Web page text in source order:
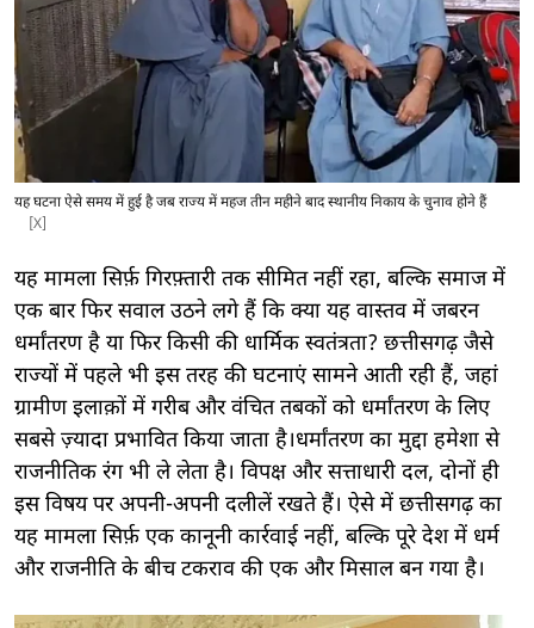
यह घटना ऐसे समय में हुई है जब राज्य में महज तीन महीने बाद स्थानीय निकाय के चुनाव होने हैं
[X]
यह मामला सिर्फ़ गिरफ़्तारी तक सीमित नहीं रहा, बल्कि समाज में
एक बार फिर सवाल उठने लगे हैं कि क्या यह वास्तव में जबरन
धर्मांतरण है या फिर किसी की धार्मिक स्वतंत्रता? छत्तीसगढ़ जैसे
राज्यों में पहले भी इस तरह की घटनाएं सामने आती रही हैं, जहां
ग्रामीण इलाक़ों में गरीब और वंचित तबकों को धर्मांतरण के लिए
सबसे ज़्यादा प्रभावित किया जाता है।धर्मांतरण का मुद्दा हमेशा से
राजनीतिक रंग भी ले लेता है। विपक्ष और सत्ताधारी दल, दोनों ही
इस विषय पर अपनी-अपनी दलीलें रखते हैं। ऐसे में छत्तीसगढ़ का
यह मामला सिर्फ़ एक कानूनी कार्रवाई नहीं, बल्कि पूरे देश में धर्म
और राजनीति के बीच टकराव की एक और मिसाल बन गया है।